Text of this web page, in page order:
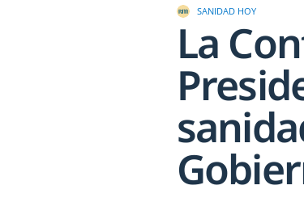
SANIDAD HOY
La